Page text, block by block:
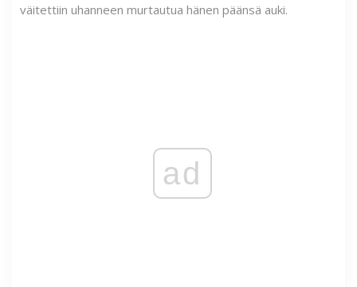
väitettiin uhanneen murtautua hänen päänsä auki.
ad